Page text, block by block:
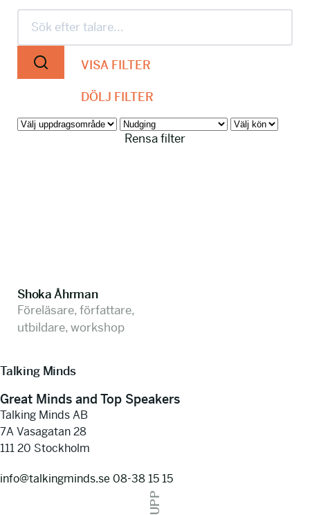
VISA FILTER
DÖLJ FILTER
Rensa filter
Shoka Åhrman
Föreläsare, författare,
utbildare, workshop
Talking Minds
Great Minds and Top Speakers
Talking Minds AB
7A Vasagatan 28
111 20 Stockholm
info@talkingminds.se 08-38 15 15
UPP